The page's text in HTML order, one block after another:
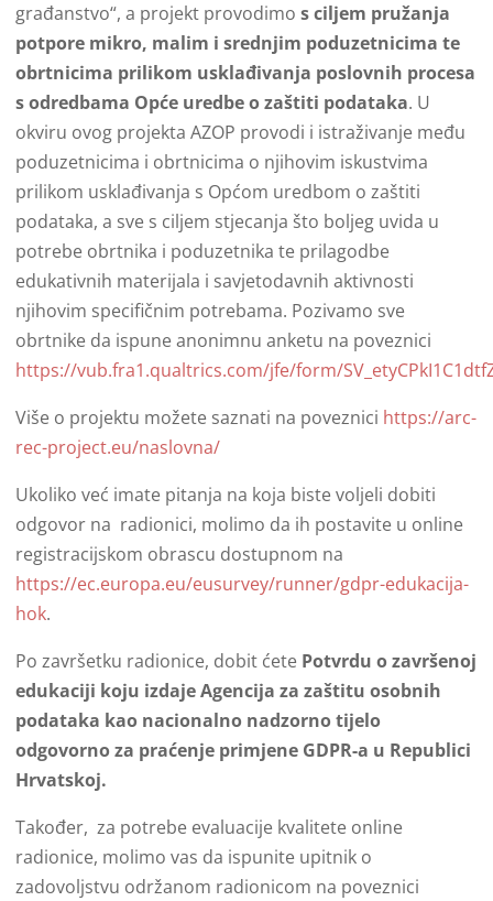
građanstvo“, a projekt provodimo s ciljem pružanja
potpore mikro, malim i srednjim poduzetnicima te
obrtnicima prilikom usklađivanja poslovnih procesa
s odredbama Opće uredbe o zaštiti podataka. U
okviru ovog projekta AZOP provodi i istraživanje među
poduzetnicima i obrtnicima o njihovim iskustvima
prilikom usklađivanja s Općom uredbom o zaštiti
podataka, a sve s ciljem stjecanja što boljeg uvida u
potrebe obrtnika i poduzetnika te prilagodbe
edukativnih materijala i savjetodavnih aktivnosti
njihovim specifičnim potrebama. Pozivamo sve
obrtnike da ispune anonimnu anketu na poveznici
https://vub.fra1.qualtrics.com/jfe/form/
Više o projektu možete saznati na poveznici https://arc-
rec-project.eu/naslovna/
Ukoliko već imate pitanja na koja biste voljeli dobiti
odgovor na radionici, molimo da ih postavite u online
registracijskom obrascu dostupnom na
https://ec.europa.eu/eusurvey/runner/gdpr-edukacija-
hok.
Po završetku radionice, dobit ćete Potvrdu o završenoj
edukaciji koju izdaje Agencija za zaštitu osobnih
podataka kao nacionalno nadzorno tijelo
odgovorno za praćenje primjene GDPR-a u Republici
Hrvatskoj.
Također, za potrebe evaluacije kvalitete online
radionice, molimo vas da ispunite upitnik o
zadovoljstvu održanom radionicom na poveznici